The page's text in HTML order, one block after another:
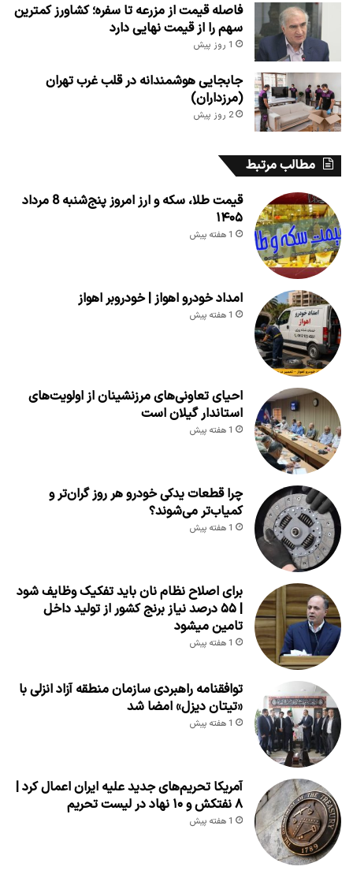
فاصله قیمت از مزرعه تا سفره؛ کشاورز کمترین
سهم را از قیمت نهایی دارد
1 روز پیش
جابجایی هوشمندانه در قلب غرب تهران
(مرزداران)
2 روز پیش
مطالب مرتبط
قیمت طلا، سکه و ارز امروز پنج‌شنبه 8 مرداد
۱۴۰۵
1 هفته پیش
امداد خودرو اهواز | خودروبر اهواز
1 هفته پیش
احیای تعاونی‌های مرزنشینان از اولویت‌های
استاندار گیلان است
1 هفته پیش
چرا قطعات یدکی خودرو هر روز گران‌تر و
کمیاب‌تر می‌شوند؟
1 هفته پیش
برای اصلاح نظام نان باید تفکیک وظایف شود
| ۵۵ درصد نیاز برنج کشور از تولید داخل
تامین میشود
1 هفته پیش
توافقنامه راهبردی سازمان منطقه آزاد انزلی با
«تیتان دیزل» امضا شد
1 هفته پیش
آمریکا تحریم‌های جدید علیه ایران اعمال کرد |
۸ نفتکش و ۱۰ نهاد در لیست تحریم
1 هفته پیش